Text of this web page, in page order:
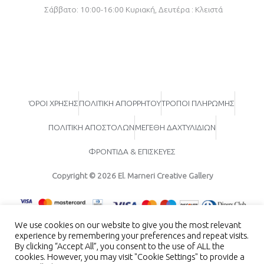
Σάββατο: 10:00-16:00 Κυριακή, Δευτέρα : Κλειστά
ΌΡΟΙ ΧΡΗΣΗΣΠΟΛΙΤΙΚΗ ΑΠΟΡΡΗΤΟΥΤΡΟΠΟΙ ΠΛΗΡΩΜΗΣ
ΠΟΛΙΤΙΚΗ ΑΠΟΣΤΟΛΩΝΜΕΓΕΘΗ ΔΑΧΤΥΛΙΔΙΩΝ
ΦΡΟΝΤΙΔΑ & ΕΠΙΣΚΕΥΕΣ
Copyright © 2026 El. Marneri Creative Gallery
We use cookies on our website to give you the most relevant
experience by remembering your preferences and repeat visits.
By clicking “Accept All”, you consent to the use of ALL the
cookies. However, you may visit "Cookie Settings" to provide a